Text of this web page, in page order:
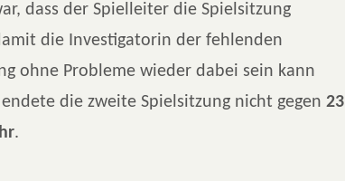
dass der Spielleiter die Spielsitzung
die Investigatorin der fehlenden
ohne Probleme wieder dabei sein kann
die zweite Spielsitzung nicht gegen 23
.